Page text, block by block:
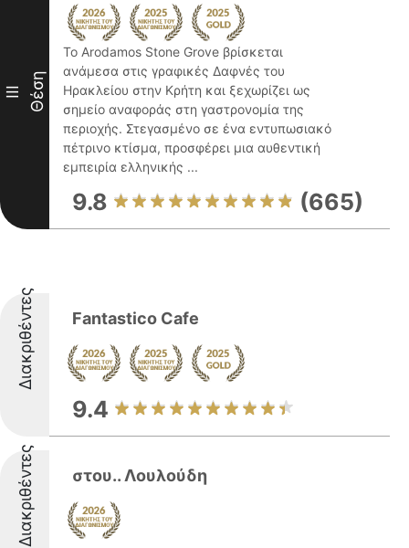
III Θέση
Το Arodamos Stone Grove βρίσκεται
ανάμεσα στις γραφικές Δαφνές του
Ηρακλείου στην Κρήτη και ξεχωρίζει ως
σημείο αναφοράς στη γαστρονομία της
περιοχής. Στεγασμένο σε ένα εντυπωσιακό
πέτρινο κτίσμα, προσφέρει μια αυθεντική
εμπειρία ελληνικής ...
9.8 (665)
Διακριθέντες Fantastico Cafe
9.4
Διακριθέντες στου.. Λουλούδη